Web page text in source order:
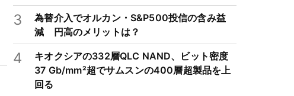
3～4年周期で好・不況を繰り返すため注意
3
為替介入でオルカン・S&P500投信の含み益
減 円高のメリットは？
4
キオクシアの332層QLC NAND、ビット密度
37 Gb/mm²超でサムスンの400層超製品を上
回る